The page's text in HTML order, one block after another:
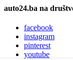
auto24.ba na
facebook
instagram
pinterest
youtube